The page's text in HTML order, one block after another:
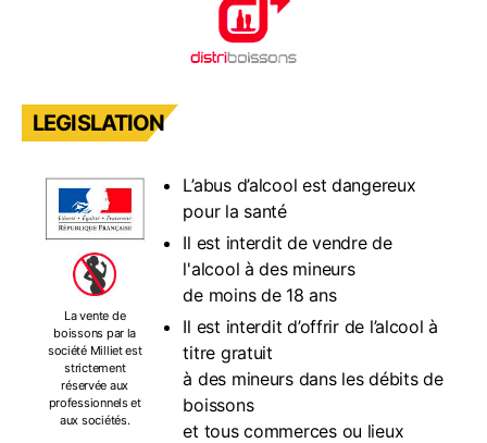
LEGISLATION
La vente de
boissons par la
société Milliet est
strictement
réservée aux
professionnels et
aux sociétés.
L’abus d’alcool est dangereux
pour la santé
Il est interdit de vendre de
l'alcool à des mineurs
de moins de 18 ans
Il est interdit d’offrir de l’alcool à
titre gratuit
à des mineurs dans les débits de
boissons
et tous commerces ou lieux